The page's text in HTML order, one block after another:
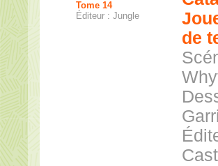
Tome 14
Éditeur : Jungle
de